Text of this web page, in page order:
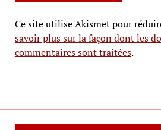
Ce site utilise Akismet pour
savoir plus sur la façon dont les
commentaires sont traitées.